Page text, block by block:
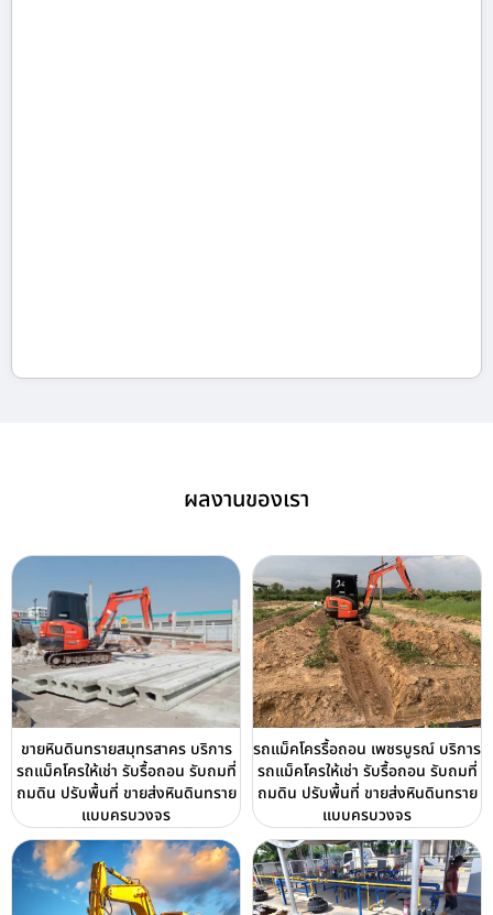
ผลงานของเรา
ขายหินดินทรายสมุทรสาคร บริการ
รถแม็คโครให้เช่า รับรื้อถอน รับถมที่
ถมดิน ปรับพื้นที่ ขายส่งหินดินทราย
แบบครบวงจร
รถแม็คโครรื้อถอน เพชรบูรณ์ บริการ
รถแม็คโครให้เช่า รับรื้อถอน รับถมที่
ถมดิน ปรับพื้นที่ ขายส่งหินดินทราย
แบบครบวงจร